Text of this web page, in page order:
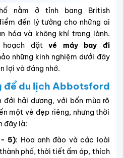
nằm ở tỉnh bang British
đến lý tưởng cho những ai
hóa và không khí trong lành.
đặt vé máy bay đi
những kinh nghiệm dưới đây
lợi và đáng nhớ.
để du lịch Abbotsford
đới hải dương, với bốn mùa rõ
một vẻ đẹp riêng, nhưng thời
đây là:
- 5): Hoa anh đào và các loài
phố, thời tiết ấm áp, thích